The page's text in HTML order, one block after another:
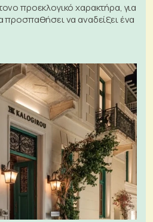
προεκλογικό χαρακτήρα, για
προσπαθήσει να αναδείξει ένα